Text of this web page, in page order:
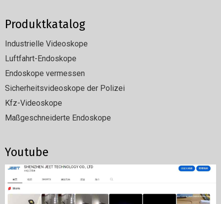
Produktkatalog
Industrielle Videoskope
Luftfahrt-Endoskope
Endoskope vermessen
Sicherheitsvideoskope der Polizei
Kfz-Videoskope
Maßgeschneiderte Endoskope
Youtube